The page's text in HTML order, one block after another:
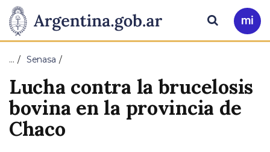
Presidencia
de
la
Nación
Pasar al contenido principal
Ir
a
Buscar
… Senasa
Lucha contra la brucelosis
bovina en la provincia de
Chaco